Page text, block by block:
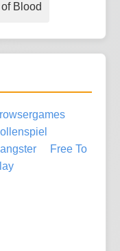
Blood
Free To